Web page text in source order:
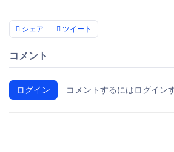
シェア ツイート
コメント
ログイン コメントするにはログイン